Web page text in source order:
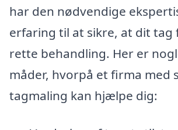
har den nødvendige
erfaring til at sikre, at dit tag
rette behandling. Her er
måder, hvorpå et firma med
tagmaling kan hjælpe dig: